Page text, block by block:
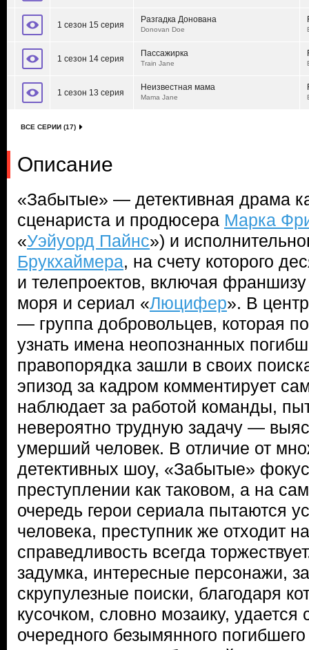
1 сезон 15 серия
Разгадка Донована
Donovan Doe
1 сезон 14 серия
Пассажирка
Train Jane
1 сезон 13 серия
Неизвестная мама
Mama Jane
ВСЕ СЕРИИ (17)
Описание
«Забытые» — детективная драма
сценариста и продюсера Марка
«Уэйуорд Пайнс») и
Брукхаймера, на счету которого
и телепроектов, включая франшизу
моря и сериал «Люцифер». В
— группа добровольцев, которая
узнать имена неопознанных
правопорядка зашли в своих
эпизод за кадром комментирует
наблюдает за работой команды,
невероятно трудную задачу —
умерший человек. В отличие от
детективных шоу, «Забытые»
преступлении как таковом, а на
очередь герои сериала пытаются
человека, преступник же отходит
справедливость всегда
задумка, интересные персонажи,
скрупулезные поиски, благодаря
кусочком, словно мозаику, удается
очередного безымянного